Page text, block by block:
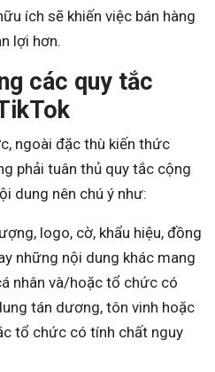
ích sẽ khiến việc bán hàng
lợi hơn.
các quy tắc
ngoài đặc thù kiến thức
phải tuân thủ quy tắc cộng
dung nên chú ý như:
logo, cờ, khẩu hiệu, đồng
những nội dung khác mang
nhân và/hoặc tổ chức có
tán dương, tôn vinh hoặc
tổ chức có tính chất nguy